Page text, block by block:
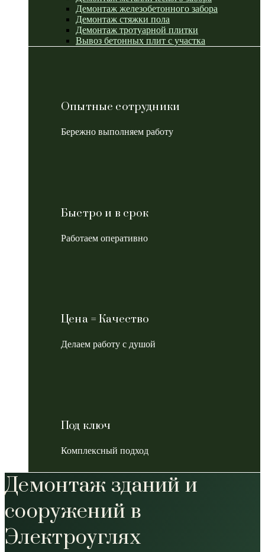
Демонтаж железобетонного забора
Демонтаж стяжки пола
Демонтаж тротуарной плитки
Вывоз бетонных плит с участка
Опытные сотрудники
Бережно выполняем работу
Быстро и в срок
Работаем оперативно
Цена = Качество
Делаем работу с душой
Под ключ
Комплексный подход
Демонтаж зданий и
сооружений в
Электроуглях